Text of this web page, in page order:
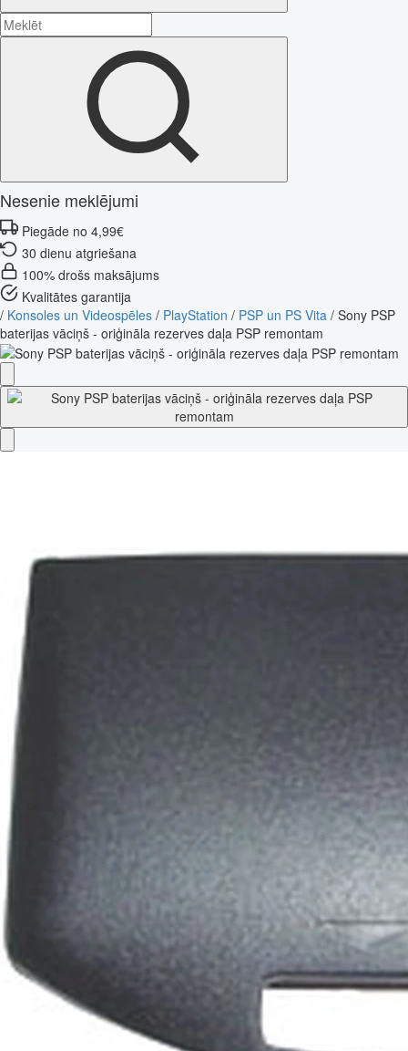
Nesenie meklējumi
Piegāde no 4,99€
30 dienu atgriešana
100% drošs maksājums
Kvalitātes garantija
/ Konsoles un Videospēles / PlayStation / PSP un PS Vita / Sony PSP
baterijas vāciņš - oriģināla rezerves daļa PSP remontam